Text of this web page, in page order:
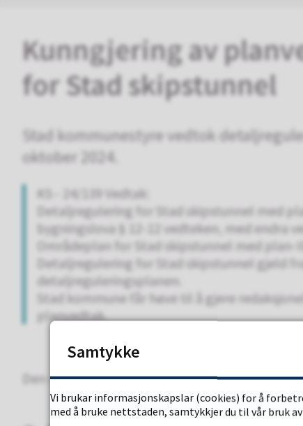
Kunngjering av
for Stad skipstunnel
Stad kommunestyre vedtok
oktober 2024.
KS - 24/139 Vedtak:
Detaljregulering for Stad skipstunnel med
bygningslova § 12-12 vedteken, med endra
Områdeplan for Stad skipstunnel med
Detaljregulering for Stad skipstunnel gjeld
detaljreguleringsplanen.
Stad kommune får høve til å gjere
planvedtak.
Den vedtekne reguleringsplanen er straks
Samtykke
Vi brukar informasjonskapslar (cookies) for å
med å bruke nettstaden, samtykkjer du til vår bruk